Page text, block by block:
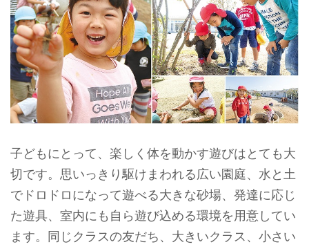
子どもにとって、楽しく体を動かす遊びはとても大
切です。 思いっ きり駆けまわれる広い園庭、水と土
でドロドロになって遊べる大き な砂場、 発達に応じ
た遊具、室内にも自ら遊び込める環境を用意 してい
ます。
同じクラスの友だち、大きいクラス、小さい